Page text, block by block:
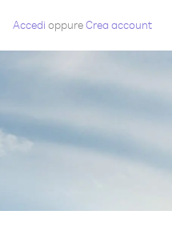
Accedi oppureCrea account